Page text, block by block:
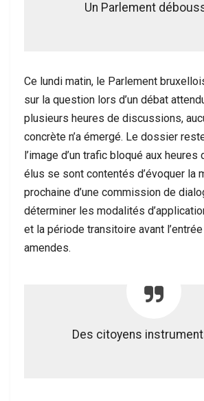
Un Parlement
Ce lundi matin, le Parlement
sur la question lors d’un débat
plusieurs heures de discussions,
concrète n’a émergé. Le dossier
l’image d’un trafic bloqué aux
élus se sont contentés d’évoquer la
prochaine d’une commission de
déterminer les modalités
et la période transitoire avant
amendes.
Des citoyens